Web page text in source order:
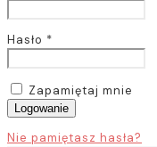
Hasło *
Zapamiętaj mnie
Logowanie
Nie pamiętasz hasła?